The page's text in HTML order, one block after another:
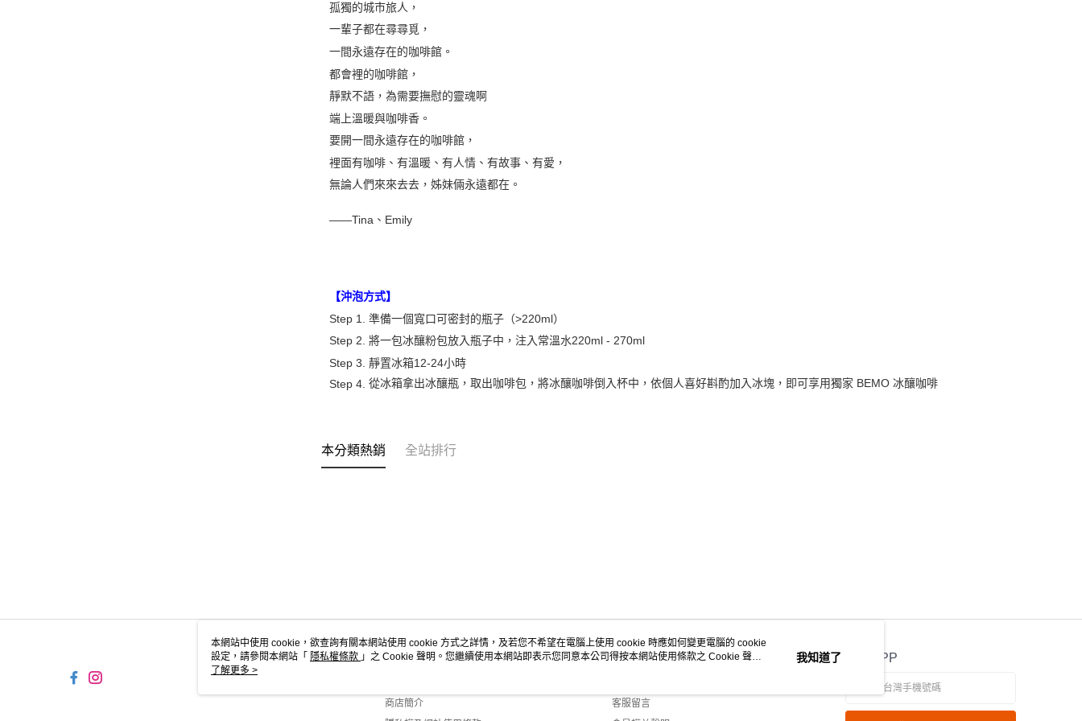
孤獨的城市旅人，
一輩子都在尋尋覓，
一間永遠存在的咖啡館。
都會裡的咖啡館，
靜默不語，為需要撫慰的靈魂啊
端上溫暖與咖啡香。
要開一間永遠存在的咖啡館，
裡面有咖啡、有溫暖、有人情、有故事、有愛，
無論人們來來去去，姊妹倆永遠都在。
——Tina、Emily
【沖泡方式】
Step 1. 準備一個寬口可密封的瓶子（>220ml）
Step 2. 將一包冰釀粉包放入瓶子中，注入常溫水220ml - 270ml
Step 3. 靜置冰箱12-24小時
Step 4.從冰箱拿出冰釀瓶，取出咖啡包，將冰釀咖啡倒入杯中，依個人喜好斟酌加入冰塊，即可享用獨家 BEMO 冰釀咖啡
本分類熱銷 全站排行
關於我們
商店簡介
客服資訊
客服留言
官方APP
本網站中使用 cookie，欲查詢有關本網站使用 cookie 方式之詳情，及若您不希望在電腦上使用 cookie 時應如何變更電腦的 cookie
設定，請參閱本網站「 隱私權條款 」之 Cookie 聲明。您繼續使用本網站即表示您同意本公司得按本網站使用條款之 Cookie 聲明
使用 cookie。
了解更多 >
我知道了